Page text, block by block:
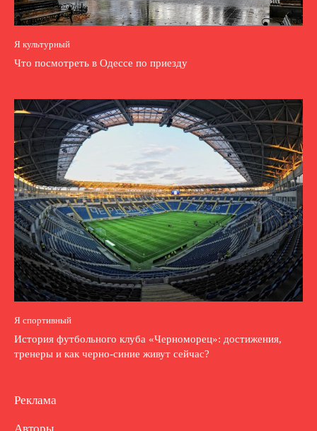
Я культурный
Что посмотреть в Одессе по приезду
Я спортивный
История футбольного клуба «Черноморец»: достижения,
тренеры и как черно-синие живут сейчас?
Реклама
Авторы